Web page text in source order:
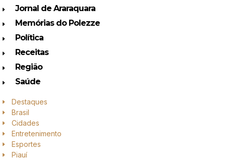
Jornal de Araraquara
Memórias do Polezze
Política
Receitas
Região
Saúde
Destaques
Brasil
Cidades
Entretenimento
Esportes
Piauí